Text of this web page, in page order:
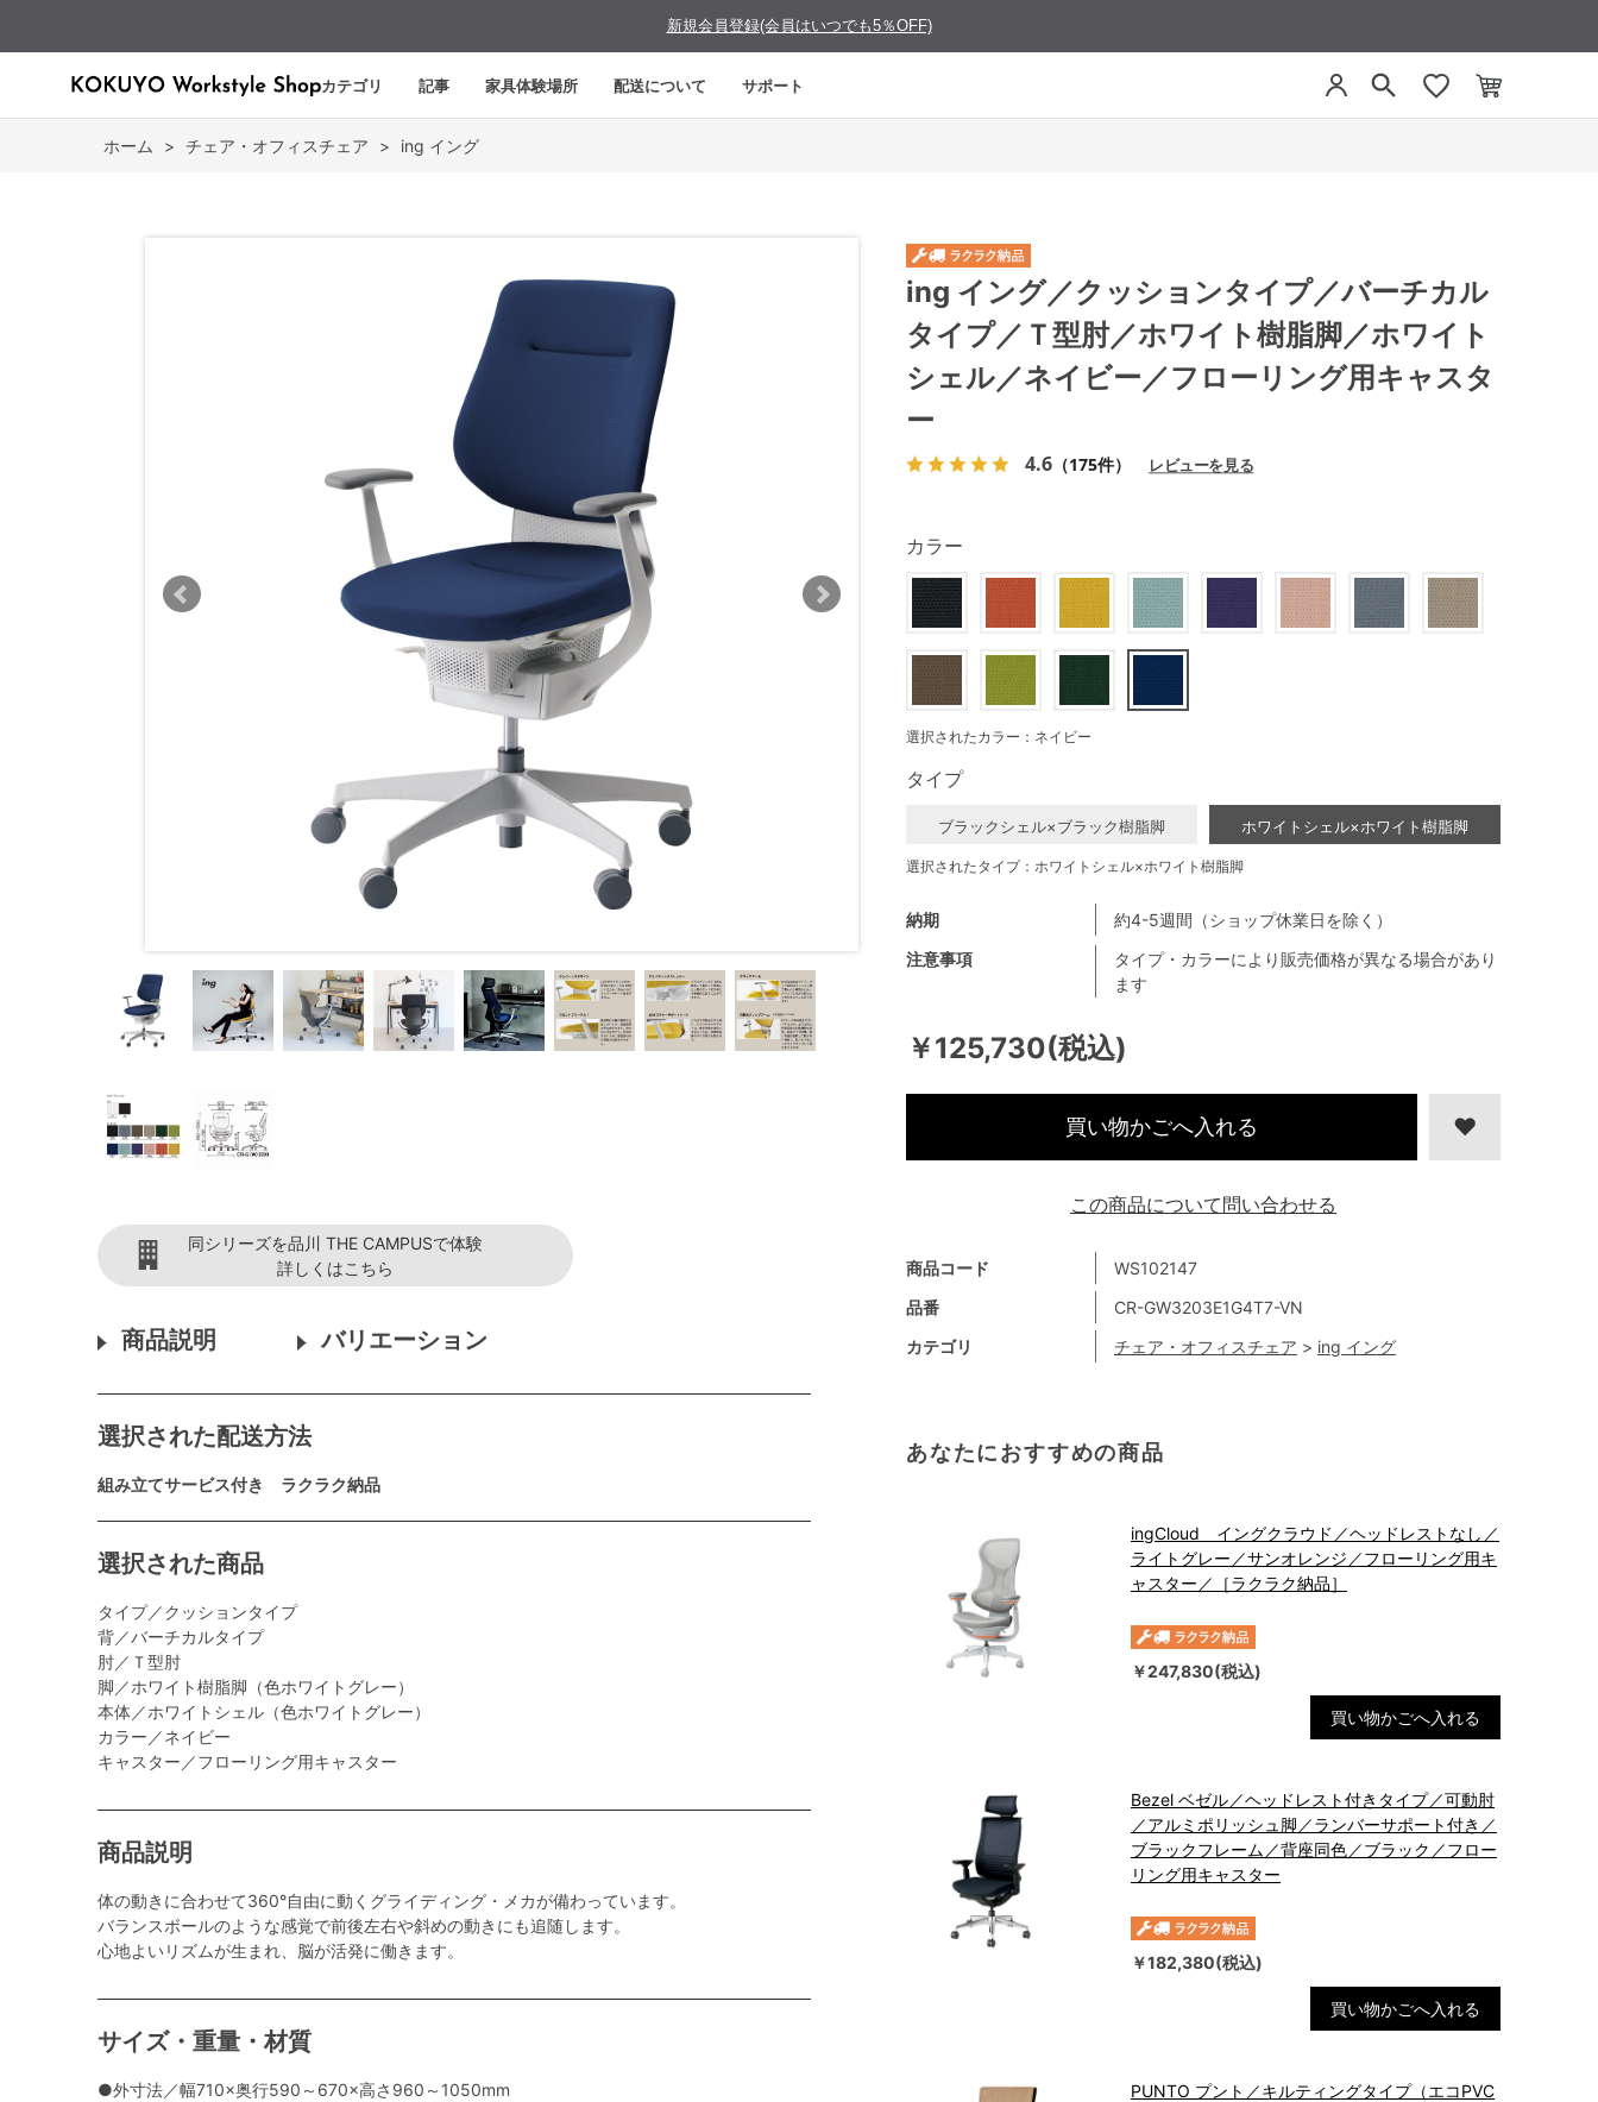
新規会員登録(会員はいつでも5％OFF)
カテゴリ 記事 家具体験場所 配送について サポート
ホーム > チェア・オフィスチェア > ing イング
同シリーズを品川 THE CAMPUSで体験
詳しくはこちら
商品説明 バリエーション
選択された配送方法
組み立てサービス付き ラクラク納品
選択された商品
タイプ／クッションタイプ
背／バーチカルタイプ
肘／Ｔ型肘
脚／ホワイト樹脂脚（色ホワイトグレー）
本体／ホワイトシェル（色ホワイトグレー）
カラー／ネイビー
キャスター／フローリング用キャスター
商品説明
体の動きに合わせて360°自由に動くグライディング・メカが備わっています。
バランスボールのような感覚で前後左右や斜めの動きにも追随します。
心地よいリズムが生まれ、脳が活発に働きます。
サイズ・重量・材質
●外寸法／幅710×奥行590～670×高さ960～1050mm
ing イング／クッションタイプ／バーチカル
タイプ／Ｔ型肘／ホワイト樹脂脚／ホワイト
シェル／ネイビー／フローリング用キャスタ
ー
4.6 （175件） レビューを見る
￥125,730(税込)
商品コード
WS102147
品番
CR-GW3203E1G4T7-VN
カテゴリ
チェア・オフィスチェア > ing イング
注意事項
タイプ・カラーにより販売価格が異なる場合があり
ます
納期 約4-5週間（ショップ休業日を除く）
カラー
選択されたカラー：ネイビー
タイプ
ブラックシェル×ブラック樹脂脚 ホワイトシェル×ホワイト樹脂脚
選択されたタイプ：ホワイトシェル×ホワイト樹脂脚
買い物かごへ入れる
あなたにおすすめの商品
ingCloud イングクラウド／ヘッドレストなし／
ライトグレー／サンオレンジ／フローリング用キ
ャスター／［ラクラク納品］
￥247,830(税込)
買い物かごへ入れる
Bezel ベゼル／ヘッドレスト付きタイプ／可動肘
／アルミポリッシュ脚／ランバーサポート付き／
ブラックフレーム／背座同色／ブラック／フロー
リング用キャスター
￥182,380(税込)
買い物かごへ入れる
PUNTO プント／キルティングタイプ（エコPVC
この商品について問い合わせる